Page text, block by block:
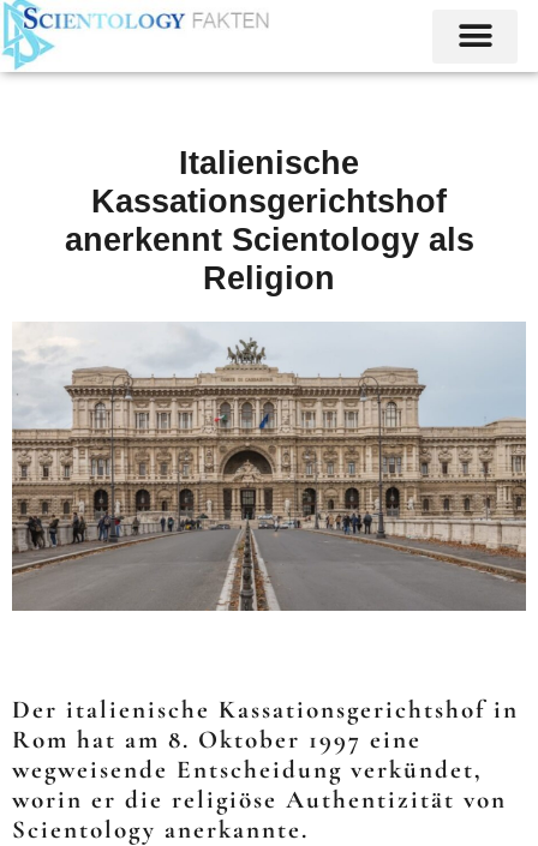
Italienische
Kassationsgerichtshof
anerkennt Scientology als
Religion
Der italienische Kassationsgerichtshof in
Rom hat am 8. Oktober 1997 eine
wegweisende Entscheidung verkündet,
worin er die religiöse Authentizität von
Scientology anerkannte.